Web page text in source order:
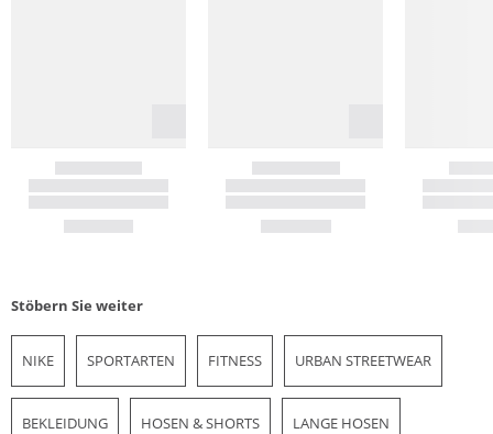
Stöbern Sie weiter
NIKE SPORTARTEN FITNESS URBAN STREETWEAR
BEKLEIDUNG HOSEN & SHORTS LANGE HOSEN